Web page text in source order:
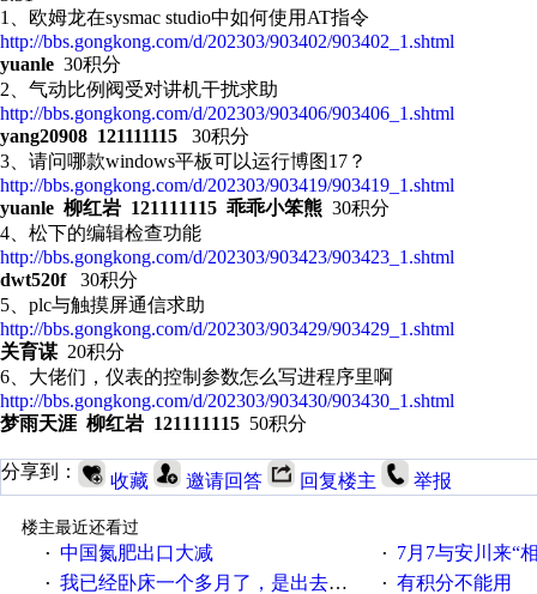
1、欧姆龙在sysmac studio中如何使用AT指令
http://bbs.gongkong.com/d/202303/903402/903402_1.shtml
yuanle 30积分
2、 气动比例阀受对讲机干扰求助
http://bbs.gongkong.com/d/202303/903406/903406_1.shtml
yang20908 121111115 30积分
3、请问哪款windows平板可以运行博图17？
http://bbs.gongkong.com/d/202303/903419/903419_1.shtml
yuanle 柳红岩 121111115 乖乖小笨熊 30积分
4、松下的编辑检查功能
http://bbs.gongkong.com/d/202303/903423/903423_1.shtml
dwt520f
30积分
5、plc与触摸屏通信求助
http://bbs.gongkong.com/d/202303/903429/903429_1.shtml
关育谋20积分
6、大佬们，仪表的控制参数怎么写进程序里啊
http://bbs.gongkong.com/d/202303/903430/903430_1.shtml
梦雨天涯 柳红岩 121111115 50积分
分享到： 收藏 邀请回答 回复楼主 举报
楼主最近还看过
· 中国氮肥出口大减 · 7月7与安川来“
· 我已经卧床一个多月了，是出去安装机械手在高速遭遇车祸所致:大家工作都要特别注意啊 · 有积分不能用